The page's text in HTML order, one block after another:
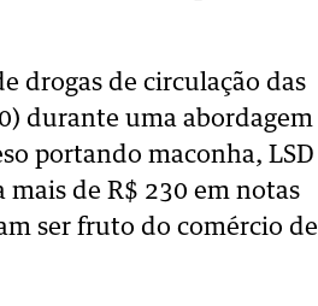
drogas de circulação das
durante uma abordagem
portando maconha, LSD
de R$ 230 em notas
ser fruto do comércio de